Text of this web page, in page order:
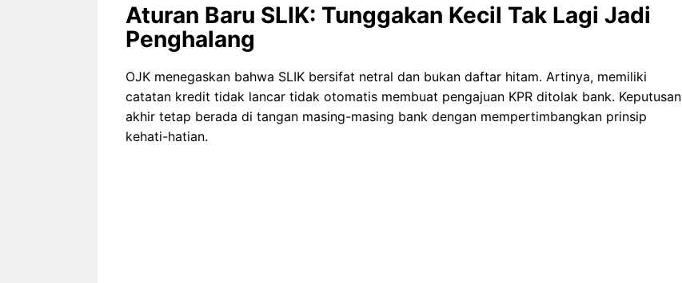
Aturan Baru SLIK: Tunggakan Kecil Tak Lagi Jadi
Penghalang
OJK menegaskan bahwa SLIK bersifat netral dan bukan daftar hitam. Artinya, memiliki
catatan kredit tidak lancar tidak otomatis membuat pengajuan KPR ditolak bank. Keputusan
akhir tetap berada di tangan masing-masing bank dengan mempertimbangkan prinsip
kehati-hatian.